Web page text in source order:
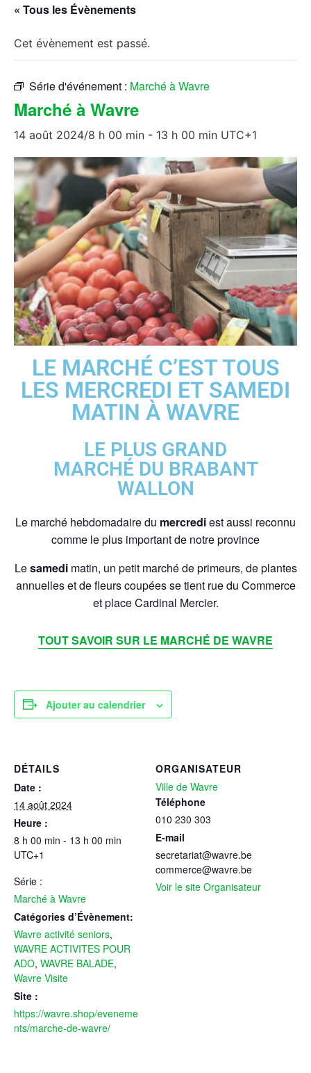
« Tous les Évènements
Cet évènement est passé.
Série d'événement : Marché à Wavre
Marché à Wavre
14 août 2024/8 h 00 min - 13 h 00 min UTC+1
LE MARCHÉ C’EST TOUS
LES MERCREDI ET SAMEDI
MATIN À WAVRE
LE PLUS GRAND
MARCHÉ DU BRABANT
WALLON
Le marché hebdomadaire du mercrediest aussi reconnu
comme le plus important de notre province
Lesamedimatin, un petit marché de primeurs, de plantes
annuelles et de fleurs coupées se tient rue du Commerce
et place Cardinal Mercier.
TOUT SAVOIR SUR LE MARCHÉ DE WAVRE
Ajouter au calendrier
DÉTAILS
Date :
14 août 2024
Heure :
8 h 00 min - 13 h 00 min
UTC+1
Série :
Marché à Wavre
Catégories d’Évènement:
Wavre activité seniors,
WAVRE ACTIVITES POUR
ADO, WAVRE BALADE,
Wavre Visite
Site :
https://wavre.shop/eveneme
nts/marche-de-wavre/
ORGANISATEUR
Ville de Wavre
Téléphone
010 230 303
E-mail
secretariat@wavre.be
commerce@wavre.be
Voir le site Organisateur